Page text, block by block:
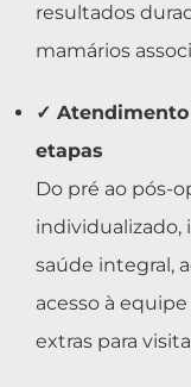
resultados
mamários
✓
etapas
Do pré ao pós-
individualizado,
saúde integral,
acesso à
extras para